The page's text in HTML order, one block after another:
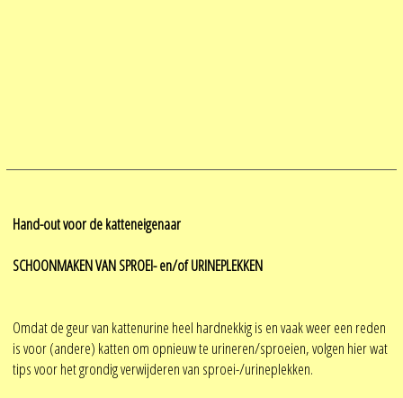
Hand-out voor de katteneigenaar
SCHOONMAKEN VAN SPROEI- en/of URINEPLEKKEN
Omdat de geur van kattenurine heel hardnekkig is en vaak weer een reden
is voor (andere) katten om opnieuw te urineren/sproeien, volgen hier wat
tips voor het grondig verwijderen van sproei-/urineplekken.